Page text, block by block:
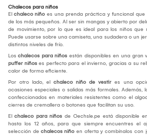
Chalecos para niños
El chaleco niño es una prenda práctica y funcional
de los más pequeños. Al ser sin mangas y abierto por
de movimiento, por lo que es ideal para los niños que
Puede usarse sobre una camiseta, una sudadera o un
distintos niveles de frío.
Los chalecos para niños están disponibles en una gran
puffer niños es perfecto para el invierno, gracias a su
calor de forma eficiente.
Por otro lado, el chaleco niño de vestir es una
ocasiones especiales o salidas más formales. Además,
confeccionados en materiales resistentes como el
cierres de cremallera o botones que facilitan su uso.
El chaleco para niños de Oechsle.pe está disponible
hasta los 12 años, para que siempre encuentres el
selección de chalecos niño en oferta y combínalos con